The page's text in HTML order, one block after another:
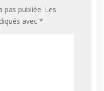
pas publiée. Les
avec *